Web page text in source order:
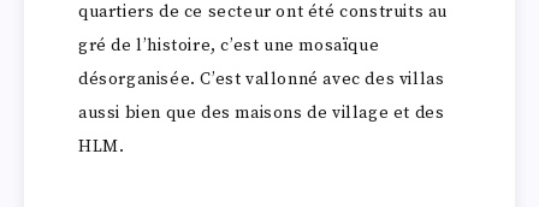
quartiers de ce secteur ont été construits au
gré de l’histoire, c’est une mosaïque
désorganisée. C’est vallonné avec des villas
aussi bien que des maisons de village et des
HLM.